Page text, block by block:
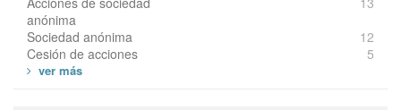
anónima
Sociedad anónima
12
Cesión de acciones
5